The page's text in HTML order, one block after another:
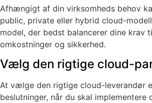
Afhængigt af din virksomheds behov
public, private eller hybrid cloud-
model, der bedst balancerer dine krav
omkostninger og sikkerhed.
Vælg den rigtige cloud-
At vælge den rigtige cloud-leverandør
beslutninger, når du skal implementere